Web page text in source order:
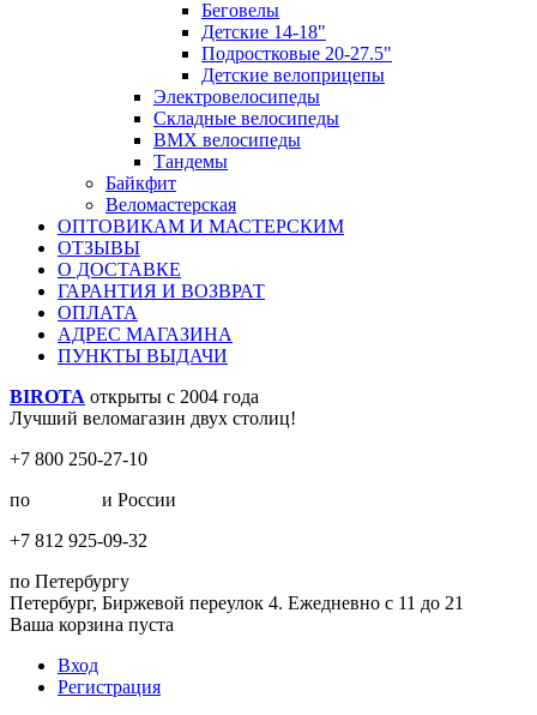
Беговелы
Детские 14-18"
Подростковые 20-27.5"
Детские велоприцепы
Электровелосипеды
Складные велосипеды
BMX велосипеды
Тандемы
Байкфит
Веломастерская
ОПТОВИКАМ И МАСТЕРСКИМ
ОТЗЫВЫ
О ДОСТАВКЕ
ГАРАНТИЯ И ВОЗВРАТ
ОПЛАТА
АДРЕС МАГАЗИНА
ПУНКТЫ ВЫДАЧИ
BIROTA открыты с 2004 года
Лучший веломагазин двух столиц!
+7 800 250-27-10
по
и России
+7 812 925-09-32
по Петербургу
Петербург, Биржевой переулок 4. Ежедневно с 11 до 21
Ваша корзина пуста
Вход
Регистрация